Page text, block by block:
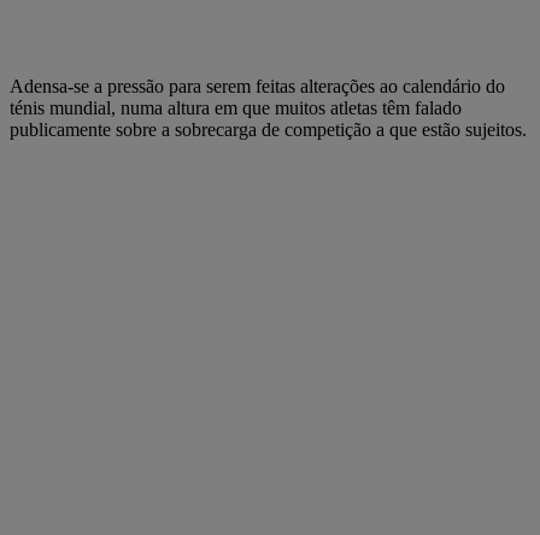
Adensa-se a pressão para serem feitas alterações ao calendário do
ténis mundial, numa altura em que muitos atletas têm falado
publicamente sobre a sobrecarga de competição a que estão sujeitos.